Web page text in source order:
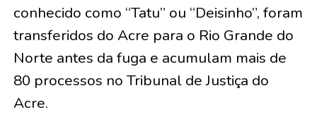
conhecido como “Tatu” ou “Deisinho”, foram
transferidos do Acre para o Rio Grande do
Norte antes da fuga e acumulam mais de
80 processos no Tribunal de Justiça do
Acre.